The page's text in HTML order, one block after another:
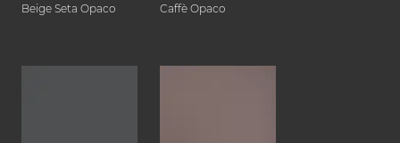
Beige Seta Opaco Caffè Opaco